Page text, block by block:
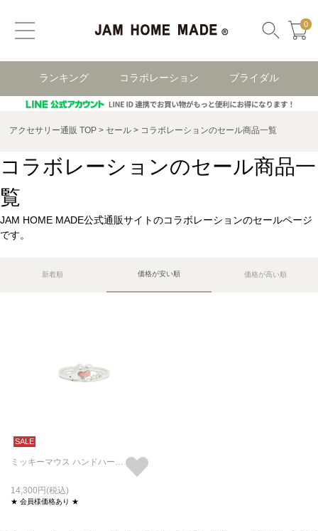
0
ランキング コラボレーション ブライダル
アクセサリー通販 TOP セール コラボレーションのセール商品一覧
コラボレーションのセール商品一
覧
JAM HOME MADE公式通販サイトのコラボレーションのセールページ
です。
価格が安い順 価格が高い順
新着順
SALE
ミッキーマウス ハンドハートリング
14,300
★ 会員様価格あり ★